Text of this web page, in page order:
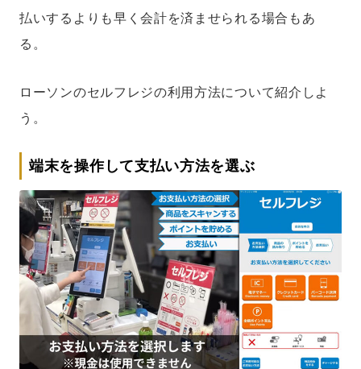
払いするよりも早く会計を済ませられる場合もあ
る。
ローソンのセルフレジの利用方法について紹介しよ
う。
端末を操作して支払い方法を選ぶ